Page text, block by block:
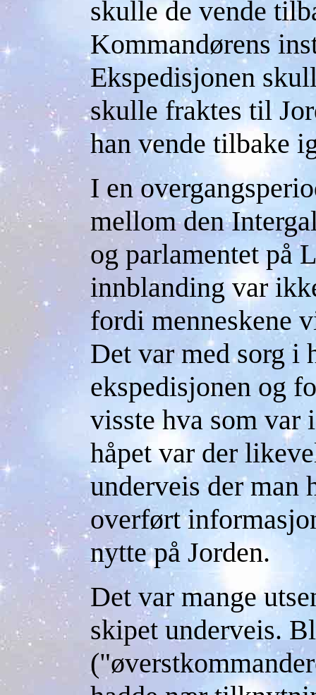
skulle de vende
Kommandørens
Ekspedisjonen
skulle fraktes til
han vende tilbake
I en
mellom den
og parlamentet på
innblanding var
fordi menneskene
Det var med sorg i
ekspedisjonen og
visste hva som var
håpet var der
underveis der man
overført
nytte på Jorden.
Det var mange
skipet underveis.